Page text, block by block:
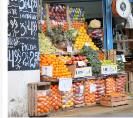
为近5年来最低水平